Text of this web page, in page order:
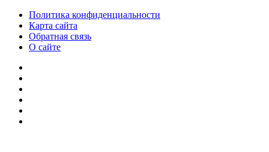
Политика конфиденциальности
Карта сайта
Обратная связь
О сайте